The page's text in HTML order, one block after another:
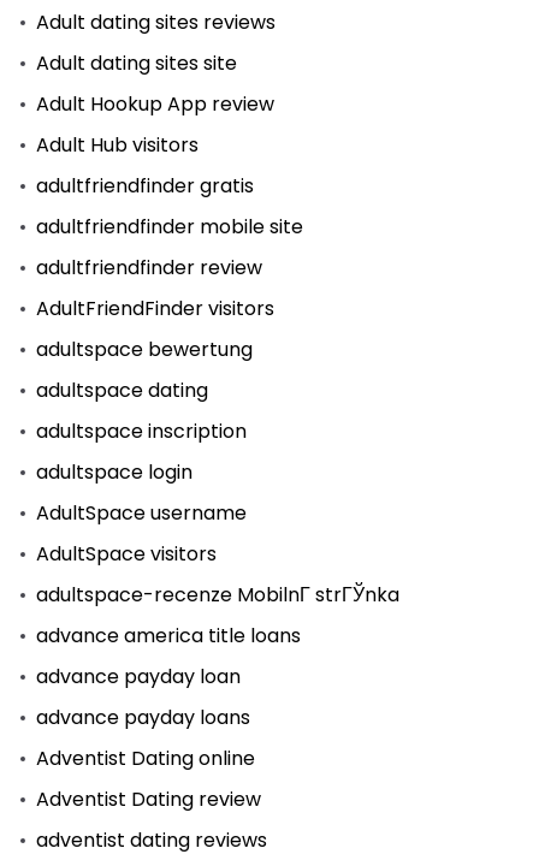
Adult dating sites reviews
Adult dating sites site
Adult Hookup App review
Adult Hub visitors
adultfriendfinder gratis
adultfriendfinder mobile site
adultfriendfinder review
AdultFriendFinder visitors
adultspace bewertung
adultspace dating
adultspace inscription
adultspace login
AdultSpace username
AdultSpace visitors
adultspace-recenze MobilnГ­ strГЎnka
advance america title loans
advance payday loan
advance payday loans
Adventist Dating online
Adventist Dating review
adventist dating reviews